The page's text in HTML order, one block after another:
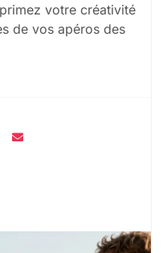
votre créativité
de vos apéros des